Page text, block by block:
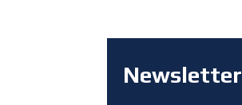
Newsletter